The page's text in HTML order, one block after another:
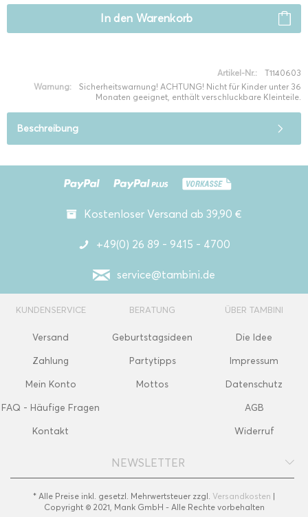
In den Warenkorb
Artikel-Nr.:
T1140603
Warnung:
Sicherheitswarnung! ACHTUNG! Nicht für Kinder unter 36
Monaten geeignet, enthält verschluckbare Kleinteile.
Beschreibung
Kostenloser Versand ab 39,90 €
+49(0) 26 89 - 9415 - 4700
service@tambini.de
KUNDENSERVICE
Versand
Zahlung
Mein Konto
FAQ - Häufige Fragen
Kontakt
BERATUNG
Geburtstagsideen
Partytipps
Mottos
ÜBER TAMBINI
Die Idee
Impressum
Datenschutz
AGB
Widerruf
NEWSLETTER
* Alle Preise inkl. gesetzl. Mehrwertsteuer zzgl. Versandkosten |
Copyright © 2021, Mank GmbH - Alle Rechte vorbehalten